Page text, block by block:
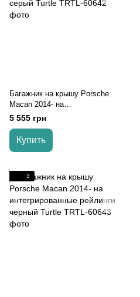
Багажник на крышу Porsche
Macan 2014- на
интегрированные рейлинги
серый Turtle
5 555 грн
Купить
3